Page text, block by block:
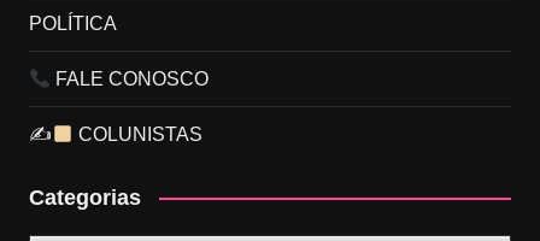
POLÍTICA
FALE CONOSCO
✍ COLUNISTAS
Categorias